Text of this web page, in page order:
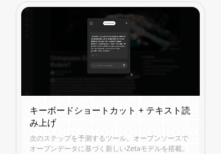
キーボードショートカット + テキスト読
み上げ
次のステップを予測するツール。オープンソースで
オープンデータに基づく新しいZetaモデルを搭載。